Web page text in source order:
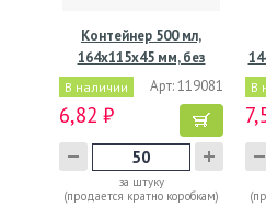
Контейнер 500 мл,
164х115х45 мм, без
окна,…
В наличии Арт: 119081
6,82 ₽
за штуку
(продается кратно коробкам)
В